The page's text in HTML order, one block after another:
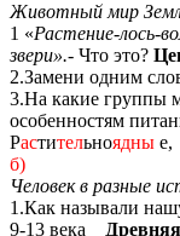
Животный мир
1 «Растение-лось-
звери».- Что это?
2.Замени одним
3.На какие группы
особенностям
Растительноядны
б)
Человек в разные
1.Как называли
9-13 века__